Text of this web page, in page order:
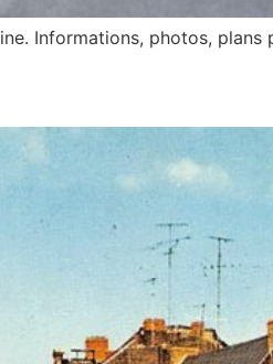
Informations, photos, plans